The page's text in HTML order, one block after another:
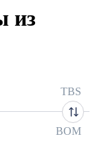
из
TBS
BOM